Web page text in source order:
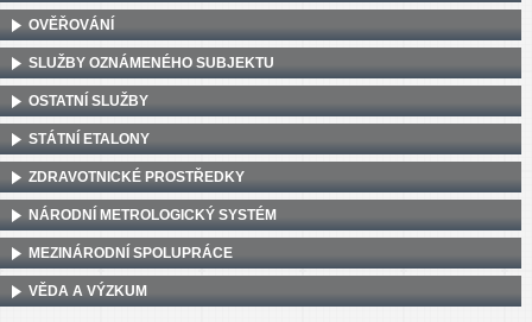
OVĚŘOVÁNÍ
SLUŽBY OZNÁMENÉHO SUBJEKTU
OSTATNÍ SLUŽBY
STÁTNÍ ETALONY
ZDRAVOTNICKÉ PROSTŘEDKY
NÁRODNÍ METROLOGICKÝ SYSTÉM
MEZINÁRODNÍ SPOLUPRÁCE
VĚDA A VÝZKUM